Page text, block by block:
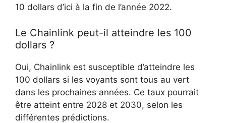
10 dollars d’ici à la fin de l’année 2022.
Le Chainlink peut-il atteindre les 100
dollars ?
Oui, Chainlink est susceptible d’atteindre les
100 dollars si les voyants sont tous au vert
dans les prochaines années. Ce taux pourrait
être atteint entre 2028 et 2030, selon les
différentes prédictions.